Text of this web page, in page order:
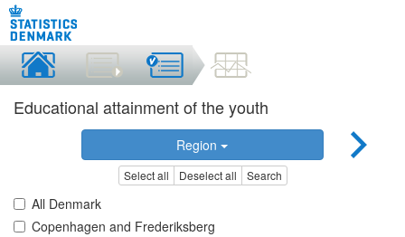
Educational attainment of the youth
Region
Select all Deselect all Search
All Denmark
Copenhagen and Frederiksberg